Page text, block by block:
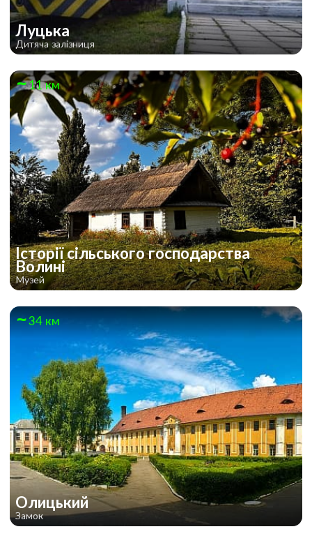
Луцька
Дитяча залізниця
11 км
Історії сільського господарства
Волині
Музей
34 км
Олицький
Замок